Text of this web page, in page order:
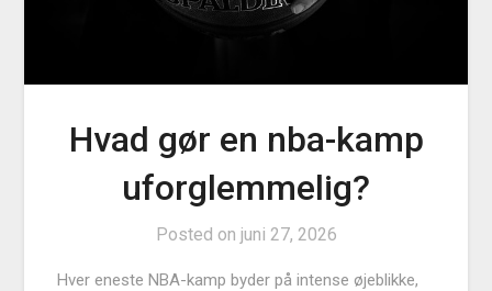
Hvad gør en nba-kamp
uforglemmelig?
Posted on juni 27, 2026
Hver eneste NBA-kamp byder på intense øjeblikke,